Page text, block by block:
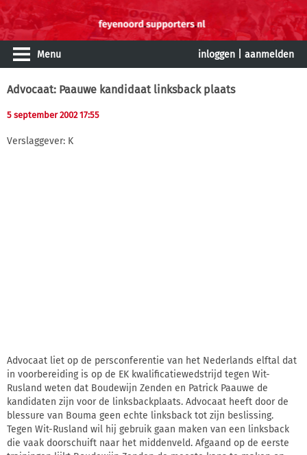
Menu inloggen aanmelden
Advocaat: Paauwe kandidaat linksback plaats
5 september 2002 17:55
Verslaggever: K
Advocaat liet op de persconferentie van het Nederlands elftal dat
in voorbereiding is op de EK kwalificatiewedstrijd tegen Wit-
Rusland weten dat Boudewijn Zenden en Patrick Paauwe de
kandidaten zijn voor de linksbackplaats. Advocaat heeft door de
blessure van Bouma geen echte linksback tot zijn beslissing.
Tegen Wit-Rusland wil hij gebruik gaan maken van een linksback
die vaak doorschuift naar het middenveld. Afgaand op de eerste